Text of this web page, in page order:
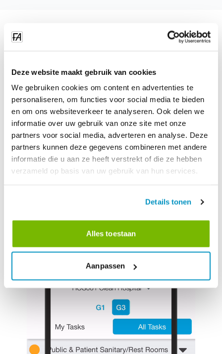
Deze website maakt gebruik van cookies
We gebruiken cookies om content en advertenties te
personaliseren, om functies voor social media te bieden
en om ons websiteverkeer te analyseren. Ook delen we
informatie over uw gebruik van onze site met onze
partners voor social media, adverteren en analyse. Deze
partners kunnen deze gegevens combineren met andere
informatie die u aan ze heeft verstrekt of die ze hebben
verzameld op basis van uw gebruik van hun services.
Details tonen
Alles toestaan
Aanpassen
Implementering van jou
skoonmaaktake. Hierdie sjablone is gratis om te gebruik,
te kopieer en aan te pas vir jou persoonlike behoeftes.
Die platform gee jou die opsie om foto- en videobewys in
take in te sluit. Skoonmaakkwaliteit word dus aan jou
kliënte gewaarborg.
Verder kan jy ons monsternemingsinstrument gebruik om